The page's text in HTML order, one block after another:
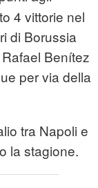
4 vittorie nel
di Borussia
Benítez
per via della
tra Napoli e
la stagione.